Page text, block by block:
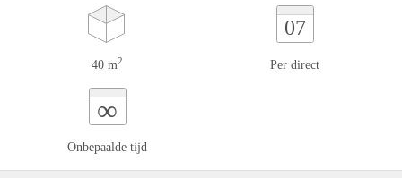
40 m2
07
Per direct
∞
Onbepaalde tijd